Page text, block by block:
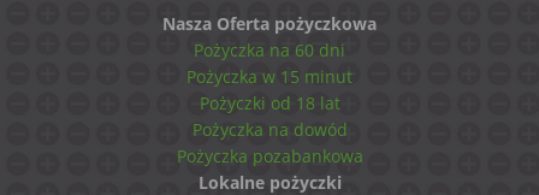
Nasza Oferta pożyczkowa
Pożyczka na 60 dni
Pożyczka w 15 minut
Pożyczki od 18 lat
Pożyczka na dowód
Pożyczka pozabankowa
Lokalne pożyczki